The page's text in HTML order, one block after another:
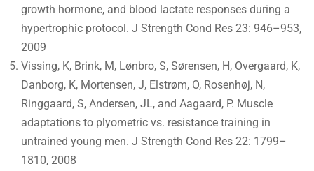
growth hormone, and blood lactate responses during a
hypertrophic protocol. J Strength Cond Res 23: 946–953,
2009
Vissing, K, Brink, M, Lønbro, S, Sørensen, H, Overgaard, K,
Danborg, K, Mortensen, J, Elstrøm, O, Rosenhøj, N,
Ringgaard, S, Andersen, JL, and Aagaard, P. Muscle
adaptations to plyometric vs. resistance training in
untrained young men. J Strength Cond Res 22: 1799–
1810, 2008